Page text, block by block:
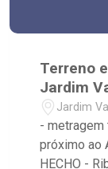
Terreno
Jardim
Jardim
- metragem
próximo ao Arena Beach, Lodz Lounge Drink,
HECHO -